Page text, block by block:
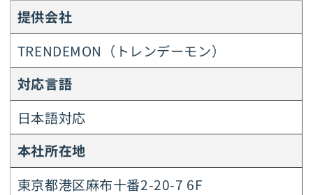
提供会社
TRENDEMON（トレンデーモン）
対応言語
日本語対応
本社所在地
東京都港区麻布十番2-20-7 6F